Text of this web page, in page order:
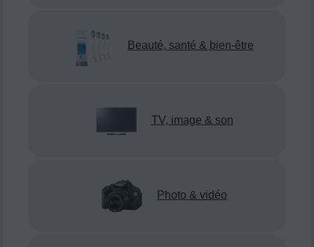
Beauté, santé & bien-être
TV, image & son
Photo & vidéo